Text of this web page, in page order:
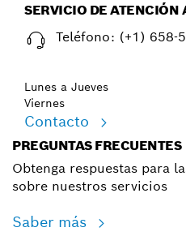
SERVICIO DE ATENCIÓN
Teléfono: (+1) 658-
Lunes a Jueves
Viernes
Contacto
PREGUNTAS FRECUENTES
Obtenga respuestas para
sobre nuestros servicios
Saber más